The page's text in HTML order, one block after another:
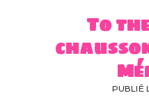
To
PUBLIÉ